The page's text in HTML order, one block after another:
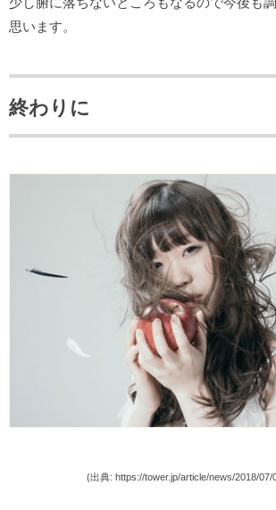
思います。
終わりに
(出典: https://tower.jp/article/news/2018/07/